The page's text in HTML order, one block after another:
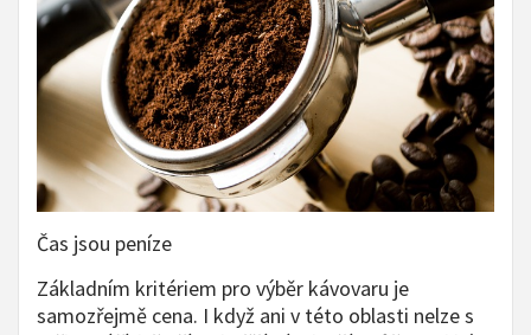
Čas jsou peníze
Základním kritériem pro výběr kávovaru je
samozřejmě cena. I když ani v této oblasti nelze s